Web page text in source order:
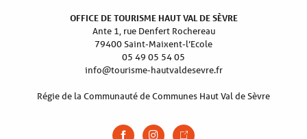
OFFICE DE TOURISME HAUT VAL DE SÈVRE
Ante 1, rue Denfert Rochereau
79400 Saint-Maixent-l’Ecole
05 49 05 54 05
info@tourisme-hautvaldesevre.fr
Régie de la Communauté de Communes Haut Val de Sèvre